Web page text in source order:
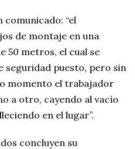
comunicado: “el
de montaje en una
50 metros, el cual se
seguridad puesto, pero sin
momento el trabajador
a otro, cayendo al vacío
en el lugar”.
concluyen su